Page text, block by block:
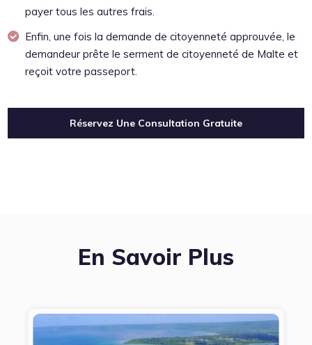
payer tous les autres frais.
Enfin, une fois la demande de citoyenneté approuvée, le
demandeur prête le serment de citoyenneté de Malte et
reçoit votre passeport.
Réservez Une Consultation Gratuite
En Savoir Plus